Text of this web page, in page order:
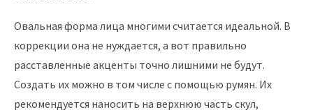
Овальная форма лица многими считается идеальной. В
коррекции она не нуждается, а вот правильно
расставленные акценты точно лишними не будут.
Создать их можно в том числе с помощью румян. Их
рекомендуется наносить на верхнюю часть скул,